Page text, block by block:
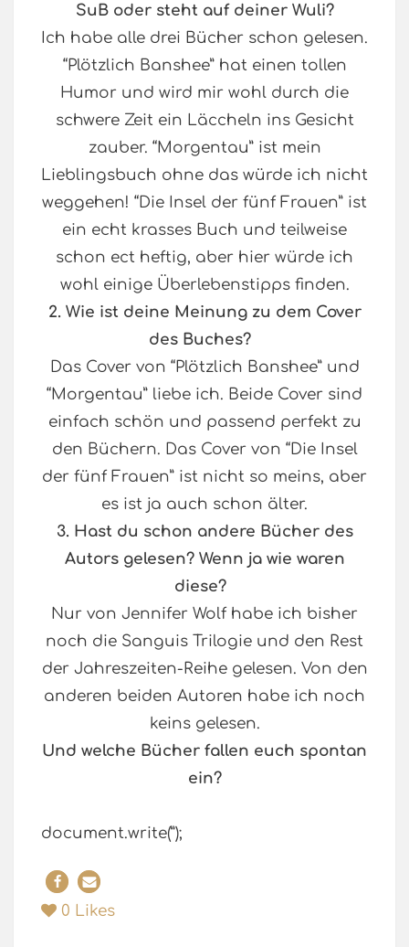
SuB oder steht auf deiner Wuli?
Ich habe alle drei Bücher schon gelesen.
“Plötzlich Banshee” hat einen tollen
Humor und wird mir wohl durch die
schwere Zeit ein Läccheln ins Gesicht
zauber. “Morgentau” ist mein
Lieblingsbuch ohne das würde ich nicht
weggehen! “Die Insel der fünf Frauen” ist
ein echt krasses Buch und teilweise
schon ect heftig, aber hier würde ich
wohl einige Überlebenstipps finden.
2. Wie ist deine Meinung zu dem Cover
des Buches?
Das Cover von “Plötzlich Banshee” und
“Morgentau” liebe ich. Beide Cover sind
einfach schön und passend perfekt zu
den Büchern. Das Cover von “Die Insel
der fünf Frauen” ist nicht so meins, aber
es ist ja auch schon älter.
3. Hast du schon andere Bücher des
Autors gelesen? Wenn ja wie waren
diese?
Nur von Jennifer Wolf habe ich bisher
noch die Sanguis Trilogie und den Rest
der Jahreszeiten-Reihe gelesen. Von den
anderen beiden Autoren habe ich noch
keins gelesen.
Und welche Bücher fallen euch spontan
ein?
document.write(”);
0 Likes